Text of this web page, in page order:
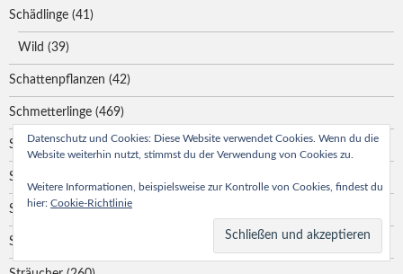
Schädlinge (41)
Wild (39)
Schattenpflanzen (42)
Schmetterlinge (469)
Sommer(452)
Spinnen
Städtetouren(3)
Stauden
Datenschutz und Cookies: Diese Website verwendet Cookies. Wenn du die
Website weiterhin nutzt, stimmst du der Verwendung von Cookies zu.
Weitere Informationen, beispielsweise zur Kontrolle von Cookies, findest du
hier: Cookie-Richtlinie